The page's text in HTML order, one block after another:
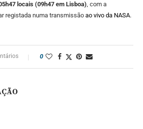
locais (09h47 em Lisboa), com a
registada numa transmissão ao vivo da NASA.
0